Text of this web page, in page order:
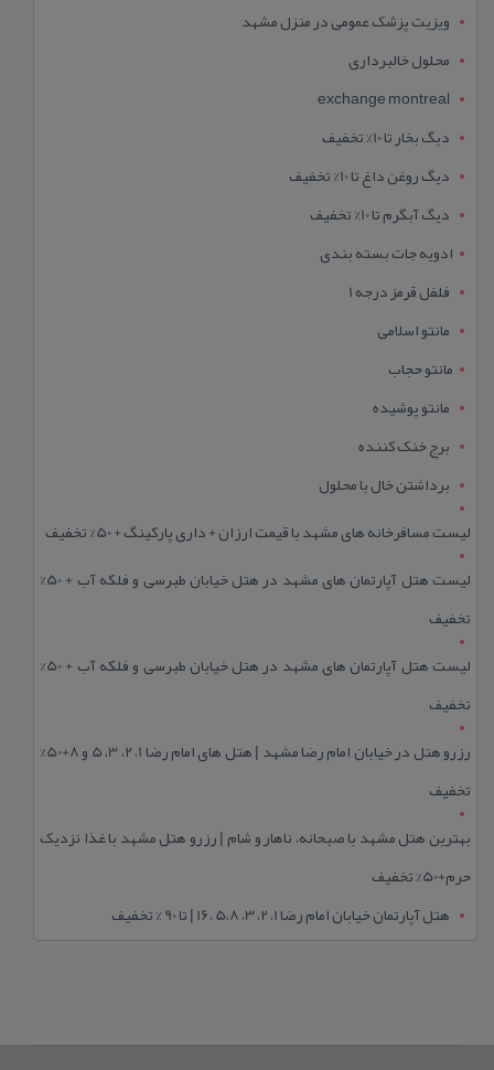
ویزیت پزشک عمومی در منزل مشهد
محلول خالبرداری
exchange montreal
دیگ بخار تا 10% تخفیف
دیگ روغن داغ تا 10% تخفیف
دیگ آبگرم تا 10% تخفیف
ادویه جات بسته بندی
فلفل قرمز درجه 1
مانتو اسلامی
مانتو حجاب
مانتو پوشیده
برج خنک کننده
برداشتن خال با محلول
لیست مسافرخانه های مشهد با قیمت ارزان + داری پارکینگ + 50% تخفیف
لیست هتل آپارتمان های مشهد در هتل خیابان طبرسی و فلکه آب + 50%
تخفیف
لیست هتل آپارتمان های مشهد در هتل خیابان طبرسی و فلکه آب + 50%
تخفیف
رزرو هتل در خیابان امام رضا مشهد | هتل‌ های امام رضا 1، 2، 3، 5 و 8+50%
تخفیف
بهترین هتل مشهد با صبحانه، ناهار و شام | رزرو هتل مشهد با غذا نزدیک
حرم+50% تخفیف
هتل آپارتمان خیابان امام رضا 1، 2، 3، 5،8 ،16 | تا 90 % تخفیف